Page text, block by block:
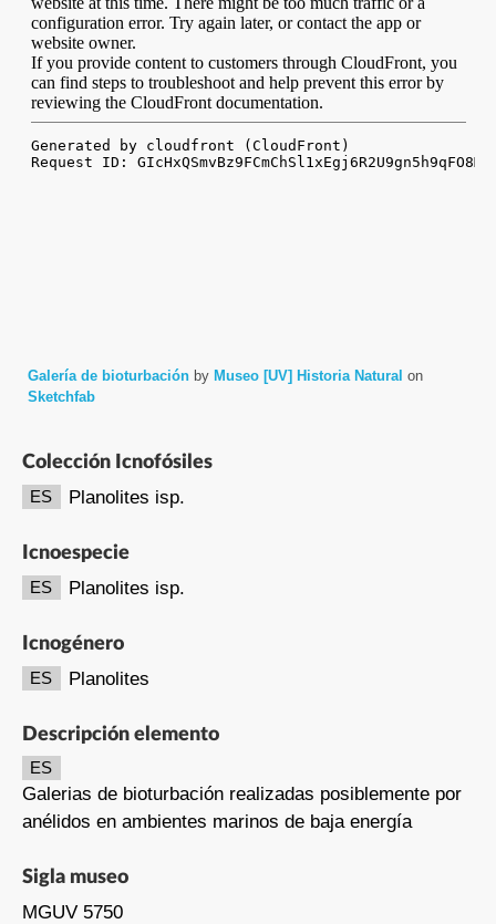
Galería de bioturbaciónby Museo [UV] Historia Natural on
Sketchfab
Colección Icnofósiles
ES Planolites isp.
Icnoespecie
ES Planolites isp.
Icnogénero
ES Planolites
Descripción elemento
ES
Galerias de bioturbación realizadas posiblemente por
anélidos en ambientes marinos de baja energía
Sigla museo
MGUV 5750